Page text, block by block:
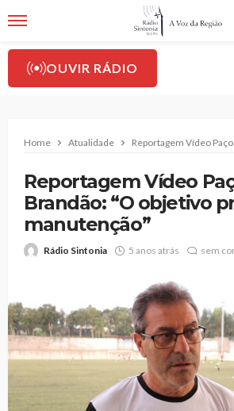
OUVIR RÁDIO
Home Atualidade Reportagem Vídeo
Reportagem Vídeo
Brandão: “O objetivo
manutenção”
Rádio Sintonia 5 anos atrás sem